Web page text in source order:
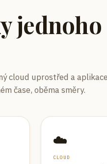
jednoho
cloud uprostřed a aplikace
čase, oběma směry.
☁️
CLOUD